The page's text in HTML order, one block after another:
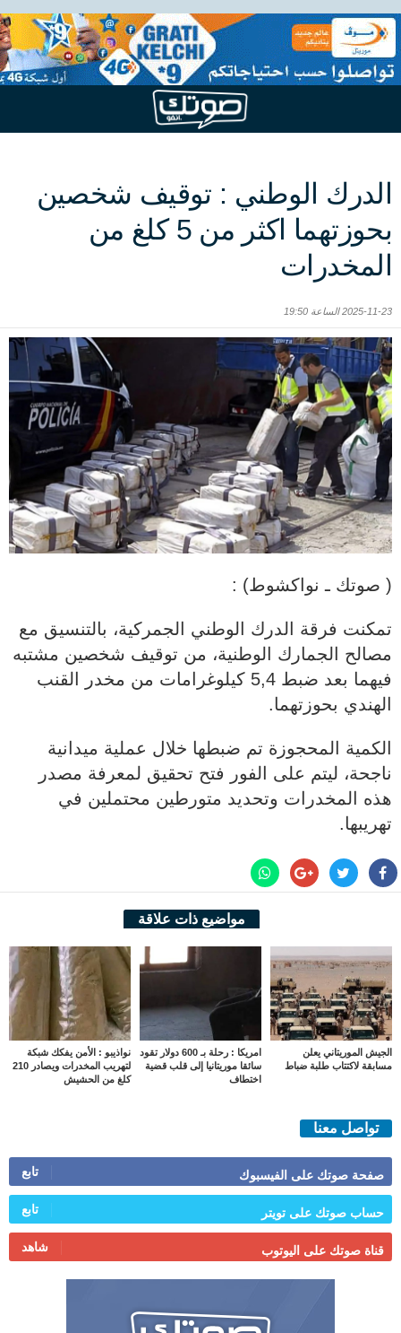
الدرك الوطني : توقيف شخصين
بحوزتهما اكثر من 5 كلغ من
المخدرات
2025-11-23 الساعة 19:50
( صوتك ـ نواكشوط) :
تمكنت فرقة الدرك الوطني الجمركية، بالتنسيق مع
مصالح الجمارك الوطنية، من توقيف شخصين مشتبه
فيهما بعد ضبط 5,4 كيلوغرامات من مخدر القنب
الهندي بحوزتهما.
الكمية المحجوزة تم ضبطها خلال عملية ميدانية
ناجحة، ليتم على الفور فتح تحقيق لمعرفة مصدر
هذه المخدرات وتحديد متورطين محتملين في
تهريبها.
مواضيع ذات علاقة
الجيش الموريتاني يعلن
مسابقة لاكتتاب طلبة ضباط
امريكا : رحلة بـ 600 دولار تقود
سائقا موريتانيا إلى قلب قضية
اختطاف
نواذيبو : الأمن يفكك شبكة
لتهريب المخدرات ويصادر 210
كلغ من الحشيش
تواصل معنا
صفحة صوتك على الفيسبوك تابع
حساب صوتك على تويتر تابع
قناة صوتك على اليوتوب شاهد